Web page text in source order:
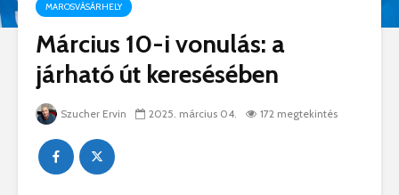
MAROSVÁSÁRHELY
Március 10-i vonulás: a
járható út keresésében
Szucher Ervin 2025. március 04. 172 megtekintés